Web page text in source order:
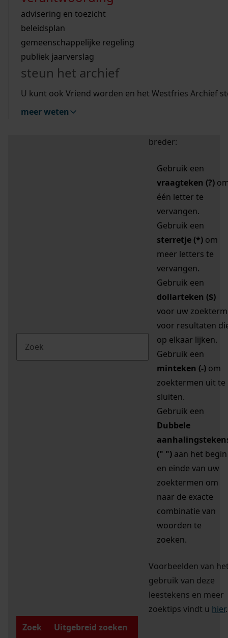
bouwvergunningen
omgevingsvergunningen
vergunningen
beeld en geluid
uitleg nodig?
Wij helpen u op weg met een aantal zoektips.
bekijk alle zoektips
Wij helpen u op weg met een aantal zoektips.
bekijk alle zoektips
bekijk ons geschiedenislokaal
advisering en toezicht
beleidsplan
gemeenschappelijke regeling
publiek jaarverslag
steun het archief
U kunt ook Vriend worden en het Westfries Archief
meer weten
zoektips
Mijn Studiezaal (inloggen)
uw zoekopdracht te
breder:
Gebruik een
vraagteken (?)
één letter te
vervangen.
Gebruik een
sterretje (*) om
meer letters te
vervangen.
Gebruik een
dollarteken ($)
voor uw zoekterm
voor resultaten
op elkaar lijken.
Gebruik een
minteken (-) om
zoektermen uit te
sluiten.
Gebruik een
Dubbele
(" ") aan het begin
en einde van uw
zoektermen om
naar de exacte
combinatie van
woorden te
zoeken.
Voorbeelden van
gebruik van deze
leestekens en meer
zoektips vindt u hier.
Zoek
Uitgebreid zoeken